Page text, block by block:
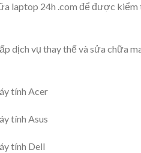
laptop 24h .com để được
dịch vụ thay thế và sửa chữa
tính Acer
tính Asus
tính Dell